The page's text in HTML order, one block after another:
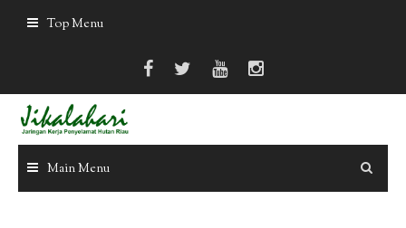
Top Menu
Main Menu